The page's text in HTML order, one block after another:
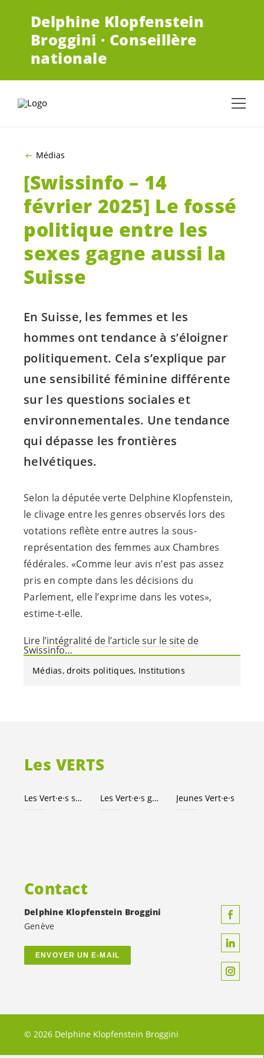
Delphine Klopfenstein
Broggini · Conseillère
nationale
Médias
[Swissinfo – 14
février 2025] Le fossé
politique entre les
sexes gagne aussi la
Suisse
En Suisse, les femmes et les
hommes ont tendance à s’éloigner
politiquement. Cela s’explique par
une sensibilité féminine différente
sur les questions sociales et
environnementales. Une tendance
qui dépasse les frontières
helvétiques.
Selon la députée verte Delphine Klopfenstein,
le clivage entre les genres observés lors des
votations reflète entre autres la sous-
représentation des femmes aux Chambres
fédérales. «Comme leur avis n’est pas assez
pris en compte dans les décisions du
Parlement, elle l’exprime dans les votes»,
estime-t-elle.
Lire l’intégralité de l’article sur le site de
Swissinfo…
Médias droits politiques Institutions
Les VERTS
Les Vert·e·s suisses Les Vert·e·s genevois·es Jeunes Vert·e·s
Contact
Delphine Klopfenstein Broggini
Genève
ENVOYER UN E-MAIL
© 2026 Delphine Klopfenstein Broggini